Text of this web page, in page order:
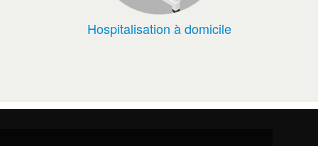
Hospitalisation à domicile